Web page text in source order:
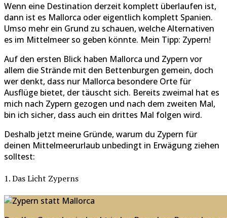
Wenn eine Destination derzeit komplett überlaufen ist,
dann ist es Mallorca oder eigentlich komplett Spanien.
Umso mehr ein Grund zu schauen, welche Alternativen
es im Mittelmeer so geben könnte. Mein Tipp: Zypern!
Auf den ersten Blick haben Mallorca und Zypern vor
allem die Strände mit den Bettenburgen gemein, doch
wer denkt, dass nur Mallorca besondere Orte für
Ausflüge bietet, der täuscht sich. Bereits zweimal hat es
mich nach Zypern gezogen und nach dem zweiten Mal,
bin ich sicher, dass auch ein drittes Mal folgen wird.
Deshalb jetzt meine Gründe, warum du Zypern für
deinen Mittelmeerurlaub unbedingt in Erwägung ziehen
solltest:
1. Das Licht Zyperns